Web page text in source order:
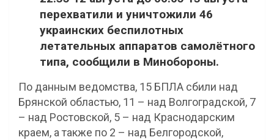
перехватили и уничтожили 46
украинских беспилотных
летательных аппаратов самолётного
типа, сообщили в Минобороны.
По данным ведомства, 15 БПЛА сбили над
Брянской областью, 11 – над Волгоградской, 7
– над Ростовской, 5 – над Краснодарским
краем, а также по 2 – над Белгородской,